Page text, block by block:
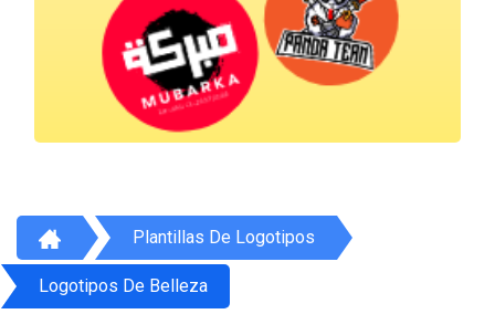
Plantillas De Logotipos
Logotipos De Belleza